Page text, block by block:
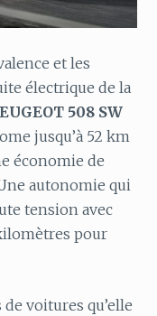
et les
électrique de la
508 SW
jusqu’à 52 km
économie de
autonomie qui
tension avec
pour
voitures qu’elle